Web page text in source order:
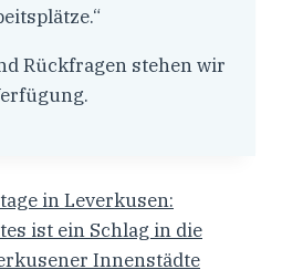
Rückfragen stehen wir
in Leverkusen:
ist ein Schlag in die
Innenstädte